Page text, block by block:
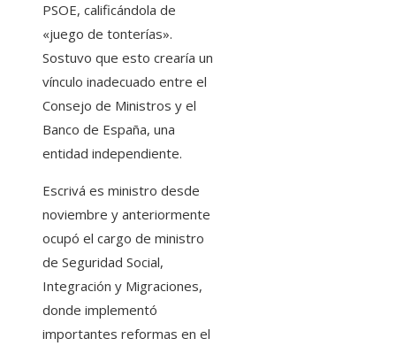
PSOE, calificándola de
«juego de tonterías».
Sostuvo que esto crearía un
vínculo inadecuado entre el
Consejo de Ministros y el
Banco de España, una
entidad independiente.
Escrivá es ministro desde
noviembre y anteriormente
ocupó el cargo de ministro
de Seguridad Social,
Integración y Migraciones,
donde implementó
importantes reformas en el